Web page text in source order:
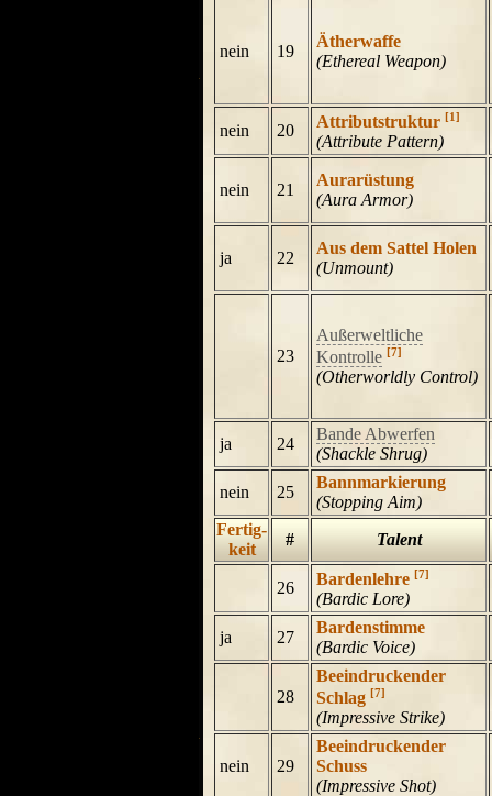
nein 19
Ätherwaffe
(Ethereal Weapon)
nein 20 Attributstruktur [1]
(Attribute Pattern)
nein 21
Aurarüstung
(Aura Armor)
ja 22
Aus dem Sattel Holen
(Unmount)
23
Außerweltliche
Kontrolle [7]
(Otherworldly Control)
ja 24
Bande Abwerfen
(Shackle Shrug)
nein 25
Bannmarkierung
(Stopping Aim)
Fertig-
keit
# Talent
26 Bardenlehre [7]
(Bardic Lore)
ja 27
Bardenstimme
(Bardic Voice)
28
Beeindruckender
Schlag [7]
(Impressive Strike)
nein 29
Beeindruckender
Schuss
(Impressive Shot)